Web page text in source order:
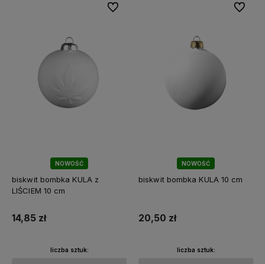
NOWOŚĆ
biskwit bombka KULA z
LIŚCIEM 10 cm
14,85 zł
liczba sztuk:
Do ulubionych
NOWOŚĆ
biskwit bombka KULA 10 cm
20,50 zł
liczba sztuk:
Do